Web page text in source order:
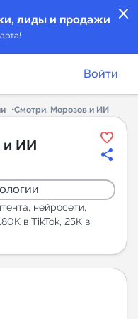
close
лиды и продажи
в Telegram
Войти
Смотри, Морозов и ИИ
и ИИ
нейросети,
в TikTok, 25K в